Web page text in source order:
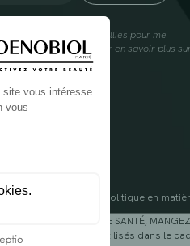
traite les données recueillies pour me
produits et offres. Pour en savoir plus
227 636
d’Utilisation
Politique en
POUR VOTRE SANTÉ,
doivent être utilisés dans le